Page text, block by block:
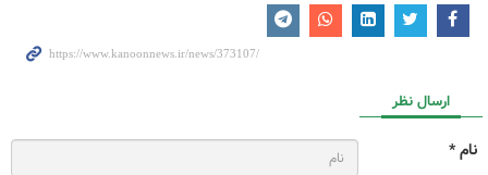
ارسال نظر
نام *